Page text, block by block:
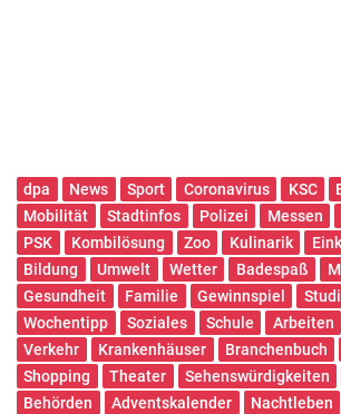
dpa News Sport Coronavirus KSC
Mobilität
Stadtinfos Polizei Messen
PSK
Kombilösung Zoo Kulinarik
Bildung
Umwelt Wetter Badespaß
Gesundheit
Familie Gewinnspiel
Wochentipp
Soziales Schule Arbeiten
Verkehr
Krankenhäuser Branchenbuch
Shopping
Theater Sehenswürdigkeiten
Behörden
Adventskalender Nachtleben